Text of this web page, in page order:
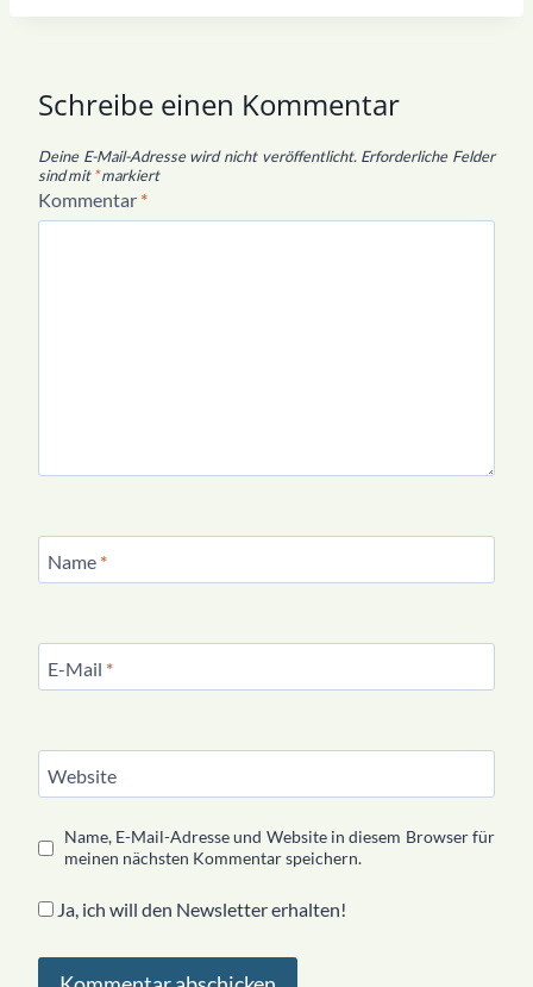
Schreibe einen Kommentar
Deine E-Mail-Adresse wird nicht veröffentlicht. Erforderliche Felder
sind mit*markiert
Kommentar *
Name *
E-Mail *
Website
Name, E-Mail-Adresse und Website in diesem Browser für
meinen nächsten Kommentar speichern.
Ja, ich will den Newsletter erhalten!